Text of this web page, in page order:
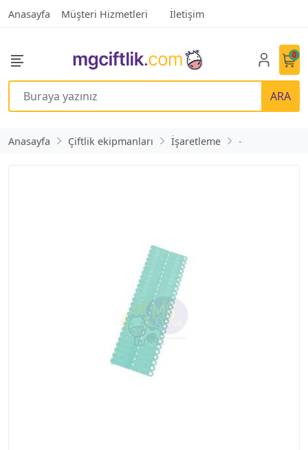
Anasayfa Müşteri Hizmetleri İletişim
ARA
0
Anasayfa Çiftlik ekipmanları İşaretleme -